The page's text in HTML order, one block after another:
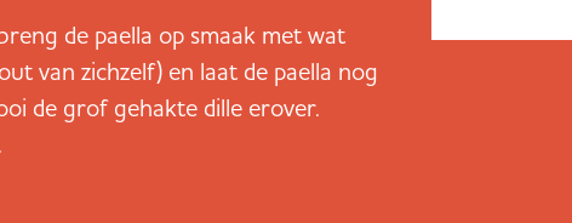
de paella op smaak met wat
van zichzelf) en laat de paella nog
de grof gehakte dille erover.